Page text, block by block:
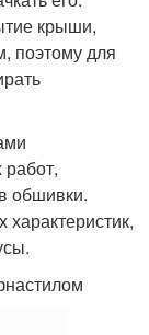
крыши,
поэтому для
обшивки.